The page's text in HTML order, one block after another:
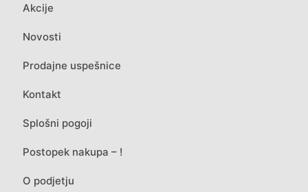
Akcije
Novosti
Prodajne uspešnice
Kontakt
Splošni pogoji
Postopek nakupa – !
O podjetju